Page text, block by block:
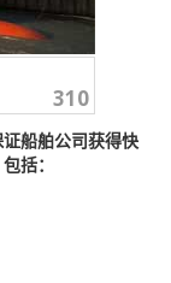
310
船舶公司获得快
括：